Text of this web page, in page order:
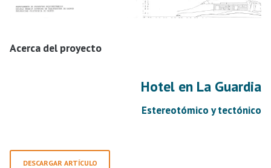
Acerca del proyecto
Hotel en La Guardia
Estereotómico y tectónico
DESCARGAR ARTÍCULO